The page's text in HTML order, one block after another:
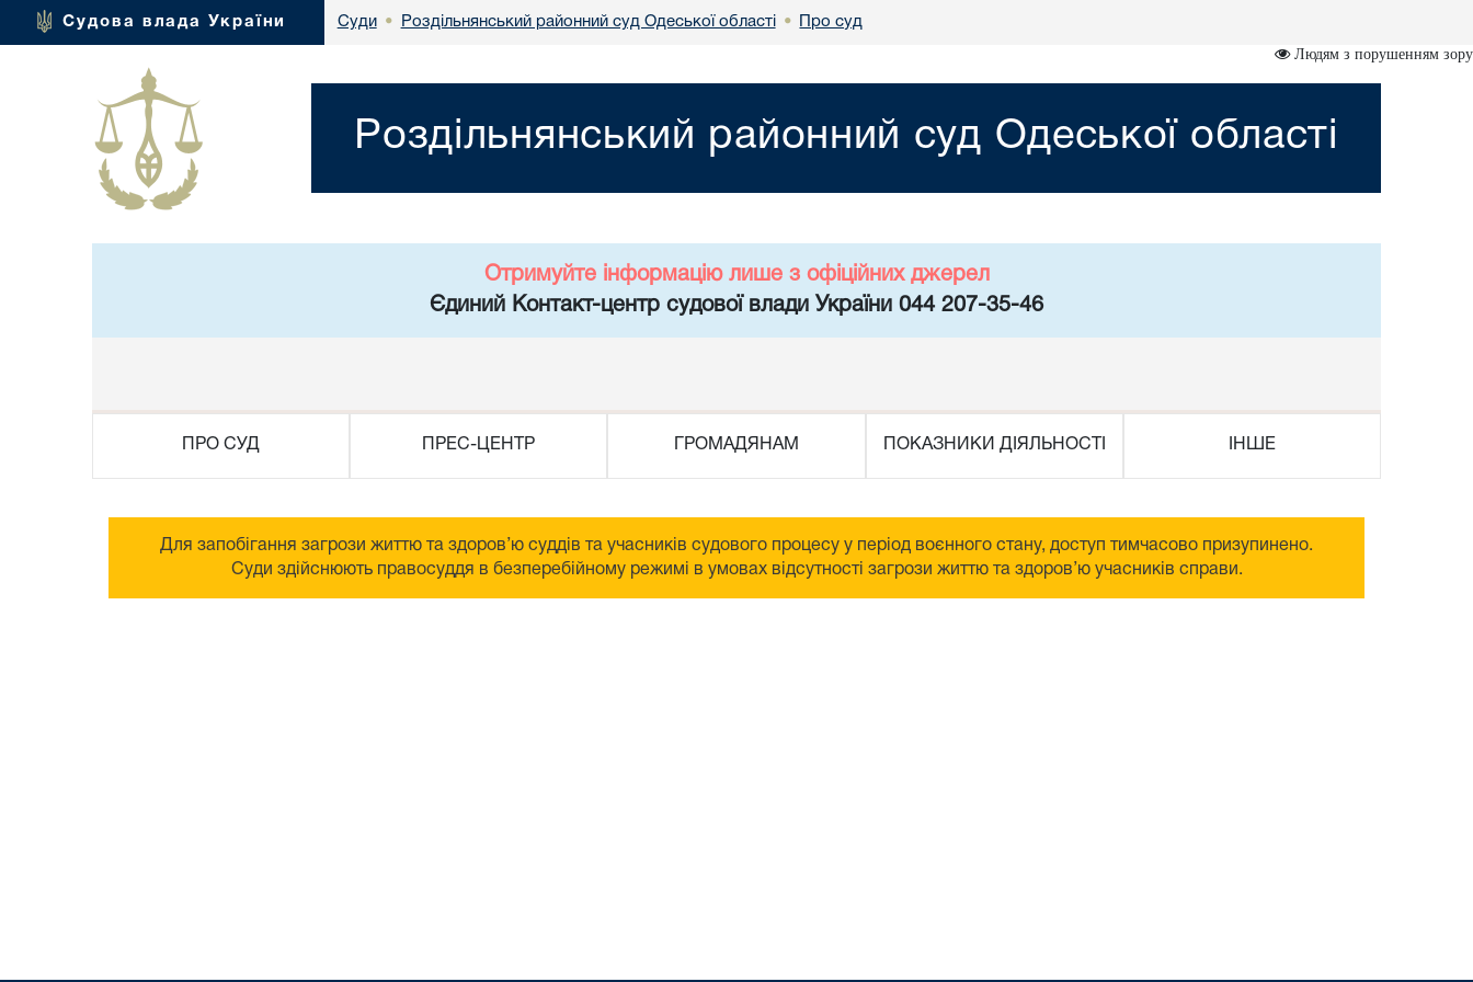
Судова влада України Суди • Роздільнянський районний суд Одеської області • Про суд
Людям з порушенням зору
Роздільнянський районний суд Одеської області
Отримуйте інформацію лише з офіційних джерел
Єдиний Контакт-центр судової влади України 044 207-35-46
ПРО СУД ПРЕС-ЦЕНТР ГРОМАДЯНАМ ПОКАЗНИКИ ДІЯЛЬНОСТІ ІНШЕ
Для запобігання загрози життю та здоров’ю суддів та учасників судового процесу у період воєнного стану, доступ тимчасово призупинено.
Суди здійснюють правосуддя в безперебійному режимі в умовах відсутності загрози життю та здоров’ю учасників справи.